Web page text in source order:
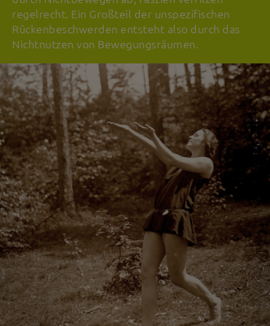
regelrecht. Ein Großteil der unspezifischen
Rückenbeschwerden entsteht also durch das
Nichtnutzen von Bewegungsräumen.